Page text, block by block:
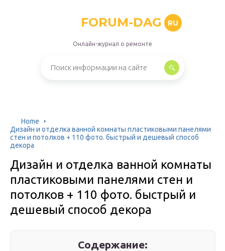
FORUM-DAG RU
Онлайн-журнал о ремонте
Home
Дизайн и отделка ванной комнаты пластиковыми панелями
стен и потолков + 110 фото. быстрый и дешевый способ
декора
Дизайн и отделка ванной комнаты
пластиковыми панелями стен и
потолков + 110 фото. быстрый и
дешевый способ декора
Содержание: